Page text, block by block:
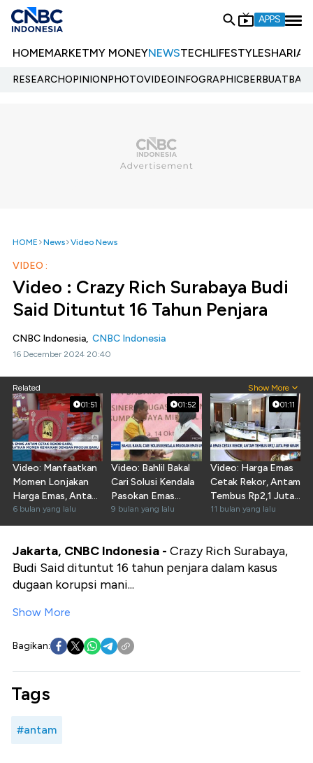
APPS
HOMEMARKETMY MONEYNEWSTECHLIFESTYLESHARIA
RESEARCHOPINIONPHOTOVIDEOINFOGRAPHIC
HOME News Video News
VIDEO :
Video : Crazy Rich Surabaya Budi
Said Dituntut 16 Tahun Penjara
CNBC Indonesia, CNBC Indonesia
16 December 2024 20:40
Related Show More
01:51
Video: Manfaatkan
Momen Lonjakan
Harga Emas, Antam
Rilis Produk Baru
6 bulan yang lalu
01:52
Video: Bahlil Bakal
Cari Solusi Kendala
Pasokan Emas
Untuk Antam
9 bulan yang lalu
01:11
Video: Harga Emas
Cetak Rekor, Antam
Tembus Rp2,1 Juta
Per Gram
11 bulan yang lalu
Jakarta, CNBC Indonesia - Crazy Rich Surabaya,
Budi Said dituntut 16 tahun penjara dalam kasus
dugaan korupsi mani...
Show More
Bagikan:
Tags
#antam